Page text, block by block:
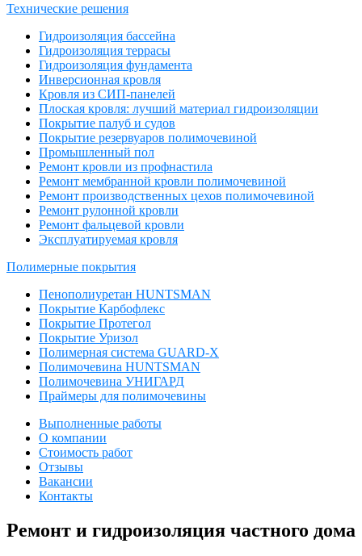
Технические решения
Гидроизоляция бассейна
Гидроизоляция террасы
Гидроизоляция фундамента
Инверсионная кровля
Кровля из СИП-панелей
Плоская кровля: лучший материал гидроизоляции
Покрытие палуб и судов
Покрытие резервуаров полимочевиной
Промышленный пол
Ремонт кровли из профнастила
Ремонт мембранной кровли полимочевиной
Ремонт производственных цехов полимочевиной
Ремонт рулонной кровли
Ремонт фальцевой кровли
Эксплуатируемая кровля
Полимерные покрытия
Пенополиуретан HUNTSMAN
Покрытие Карбофлекс
Покрытие Протегол
Покрытие Уризол
Полимерная система GUARD-X
Полимочевина HUNTSMAN
Полимочевина УНИГАРД
Праймеры для полимочевины
Выполненные работы
О компании
Стоимость работ
Отзывы
Вакансии
Контакты
Ремонт и гидроизоляция частного дома